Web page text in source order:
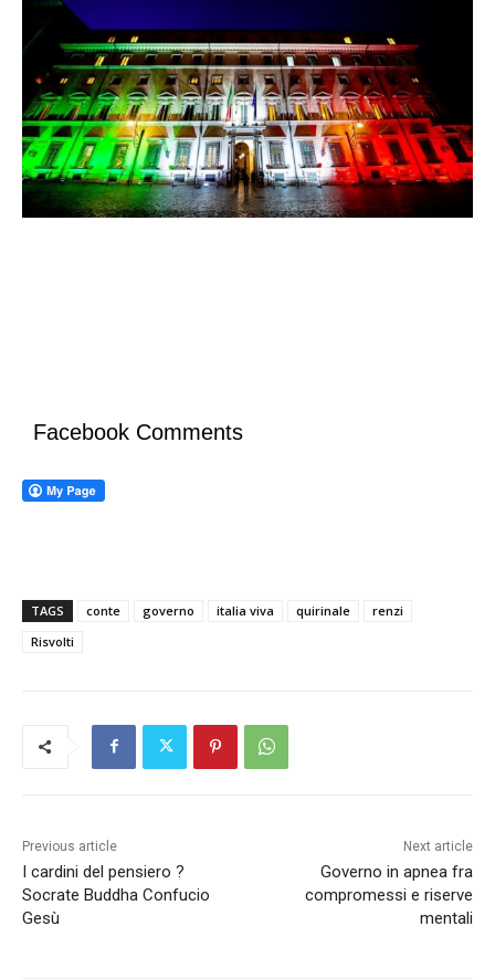
Facebook Comments
TAGS conte governo italia viva quirinale
renzi
Risvolti
Previous article
I cardini del pensiero ?
Socrate Buddha Confucio
Gesù
Next article
Governo in apnea fra
compromessi e riserve
mentali